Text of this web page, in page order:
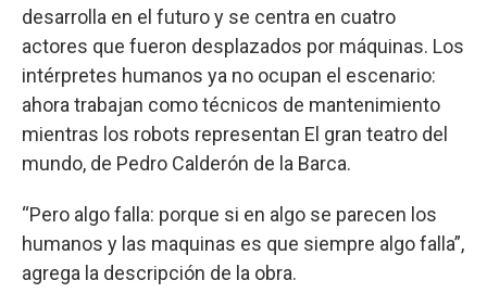
desarrolla en el futuro y se centra en cuatro
actores que fueron desplazados por máquinas. Los
intérpretes humanos ya no ocupan el escenario:
ahora trabajan como técnicos de mantenimiento
mientras los robots representan El gran teatro del
mundo, de Pedro Calderón de la Barca.
“Pero algo falla: porque si en algo se parecen los
humanos y las maquinas es que siempre algo falla”,
agrega la descripción de la obra.